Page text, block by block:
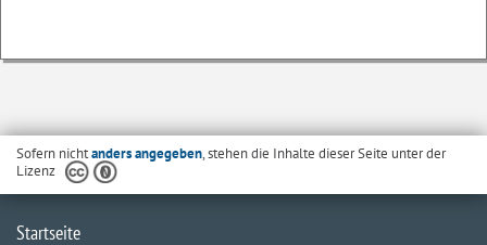
Sofern nichtanders angegeben, stehen die Inhalte dieser Seite unter der
Lizenz
Startseite